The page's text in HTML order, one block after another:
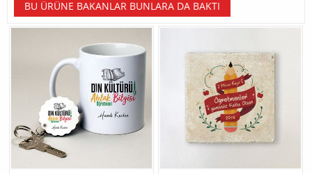
BU ÜRÜNE BAKANLAR BUNLARA DA BAKTI